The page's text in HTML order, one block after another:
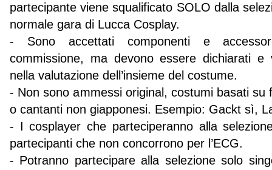
partecipante viene squalificato SOLO dalla
normale gara di Lucca Cosplay.
- Sono accettati componenti e
commissione, ma devono essere dichiarati
nella valutazione dell’insieme del costume.
- Non sono ammessi original, costumi basati su
o cantanti non giapponesi. Esempio: Gackt sì,
- I cosplayer che parteciperanno alla
partecipanti che non concorrono per l’ECG.
- Potranno partecipare alla selezione solo